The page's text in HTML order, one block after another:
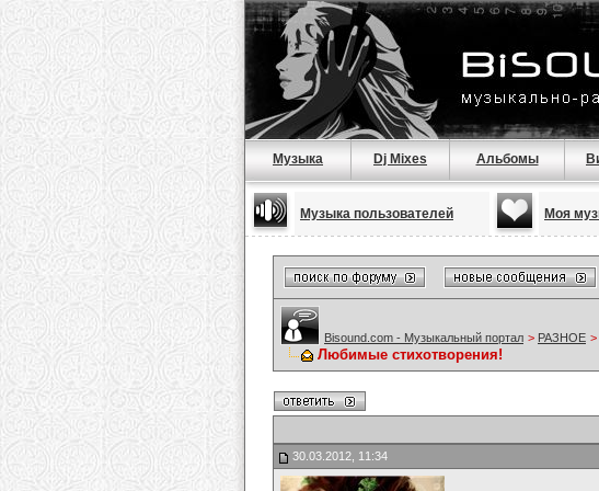
Музыка Dj Mixes Альбомы
Музыка пользователей Моя
Bisound.com - Музыкальный портал > РАЗНОЕ >
Любимые стихотворения!
30.03.2012, 11:34